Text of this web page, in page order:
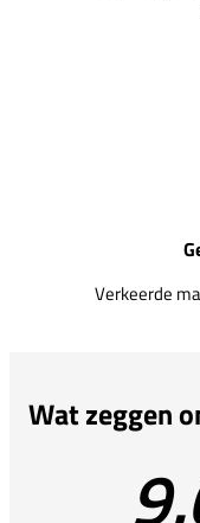
Verkeerde
Wat zeggen